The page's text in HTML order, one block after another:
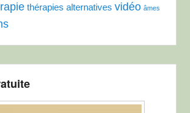
thérapies alternatives vidéo âmes